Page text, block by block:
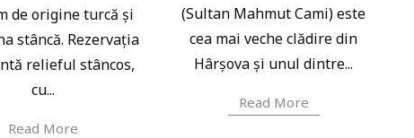
de origine turcă și
stâncă. Rezervația
relieful stâncos,
cu...
Read More
(Sultan Mahmut Cami) este
cea mai veche clădire din
Hârșova și unul dintre...
Read More